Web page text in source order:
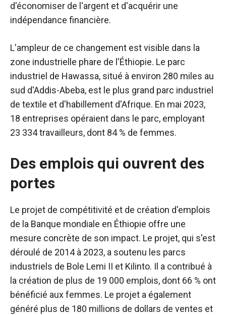
d'économiser de l'argent et d'acquérir une
indépendance financière.
L'ampleur de ce changement est visible dans la
zone industrielle phare de l'Éthiopie. Le parc
industriel de Hawassa, situé à environ 280 miles au
sud d'Addis-Abeba, est le plus grand parc industriel
de textile et d'habillement d'Afrique. En mai 2023,
18 entreprises opéraient dans le parc, employant
23 334 travailleurs, dont 84 % de femmes.
Des emplois qui ouvrent des
portes
Le projet de compétitivité et de création d'emplois
de la Banque mondiale en Éthiopie offre une
mesure concrète de son impact. Le projet, qui s'est
déroulé de 2014 à 2023, a soutenu les parcs
industriels de Bole Lemi II et Kilinto. Il a contribué à
la création de plus de 19 000 emplois, dont 66 % ont
bénéficié aux femmes. Le projet a également
généré plus de 180 millions de dollars de ventes et